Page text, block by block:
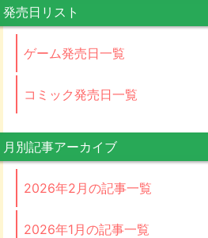
発売日リスト
ゲーム発売日一覧
コミック発売日一覧
月別記事アーカイブ
2026年2月の記事一覧
2026年1月の記事一覧